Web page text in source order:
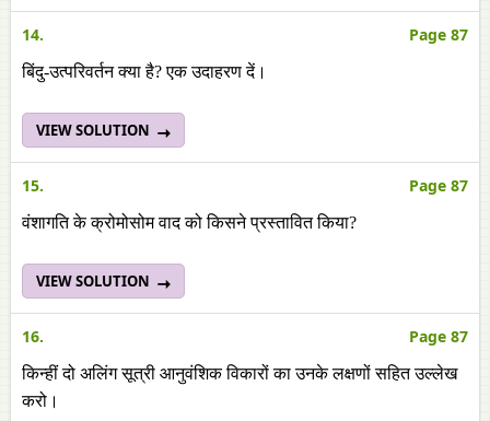
14. Page 87
बिंदु-उत्परिवर्तन क्या है? एक उदाहरण दें।
VIEW SOLUTION
15. Page 87
वंशागति के क्रोमोसोम वाद को किसने प्रस्तावित किया?
VIEW SOLUTION
16. Page 87
किन्हीं दो अलिंग सूत्री आनुवंशिक विकारों का उनके लक्षणों सहित उल्लेख
करो।